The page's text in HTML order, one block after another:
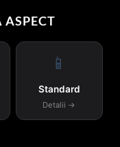
ASPECT
📱
Standard
Detalii →